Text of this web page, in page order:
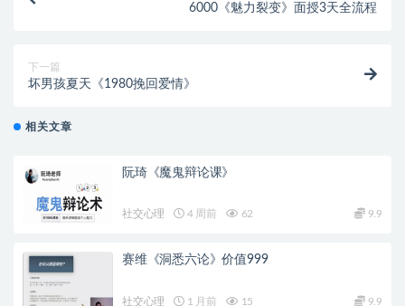
6000《魅力裂变》面授3天全流程
下一篇
坏男孩夏天《1980挽回爱情》
相关文章
阮琦《魔鬼辩论课》
社交心理 4 周前 62 9.9
赛维《洞悉六论》价值999
社交心理 1 月前 15 9.9